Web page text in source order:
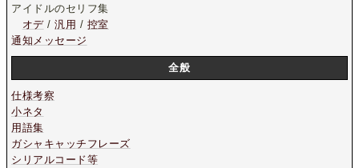
アイドルのセリフ集
オデ/汎用 / 控室
通知メッセージ
全般
仕様考察
小ネタ
用語集
ガシャキャッチフレーズ
シリアルコード等